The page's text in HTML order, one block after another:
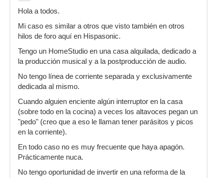
Hola a todos.
Mi caso es similar a otros que visto también en otros
hilos de foro aquí en Hispasonic.
Tengo un HomeStudio en una casa alquilada, dedicado a
la producción musical y a la postproducción de audio.
No tengo línea de corriente separada y exclusivamente
dedicada al mismo.
Cuando alguien enciente algún interruptor en la casa
(sobre todo en la cocina) a veces los altavoces pegan un
"pedo" (creo que a eso le llaman tener parásitos y picos
en la corriente).
En todo caso no es muy frecuente que haya apagón.
Prácticamente nuca.
No tengo oportunidad de invertir en una reforma de la